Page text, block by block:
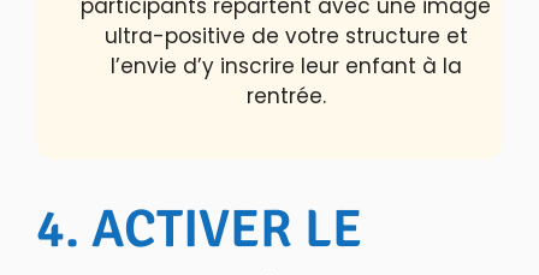
ultra-positive de votre structure et
l’envie d’y inscrire leur enfant à la
rentrée.
4. ACTIVER LE